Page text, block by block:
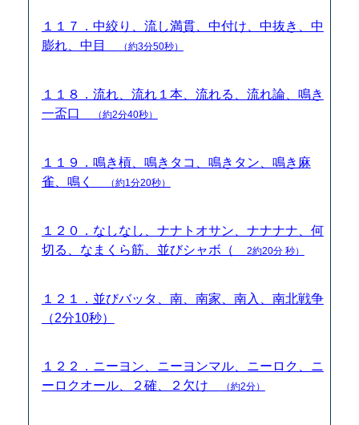
１１７．中絞り、流し満貫、中付け、中抜き、中
膨れ、中目
（約3分50秒）
１１８．流れ、流れ１本、流れる、流れ論、鳴き
一盃口
（約2分40秒）
１１９．鳴き槓、鳴きタコ、鳴きタン、鳴き麻
雀、鳴く
（約1分20秒）
１２０．なしなし、ナナトオサン、ナナナナ、何
切る、なまくら筋、並びシャボ（
2約20分 秒）
１２１．並びバッタ、南、南家、南入、南北戦争
（2分10秒）
１２２．ニーヨン、ニーヨンマル、ニーロク、ニ
ーロクオール、２確、２欠け
（約2分）